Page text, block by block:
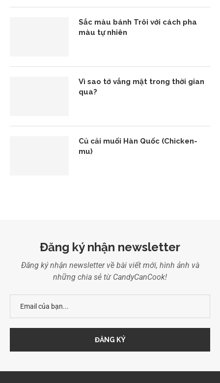
Sắc màu bánh Trôi với cách pha
màu tự nhiên
Vì sao tớ vắng mặt trong thời gian
qua?
Củ cải muối Hàn Quốc (Chicken-
mu)
Đăng ký nhận newsletter
Đăng ký nhận newsletter về bài viết mới, hình ảnh và
những chia sẻ từ CandyCanCook!